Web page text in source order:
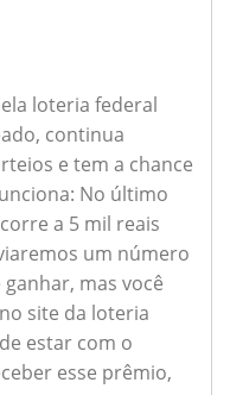
loteria federal
continua
e tem a chance
No último
a 5 mil reais
um número
mas você
site da loteria
estar com o
esse prêmio,